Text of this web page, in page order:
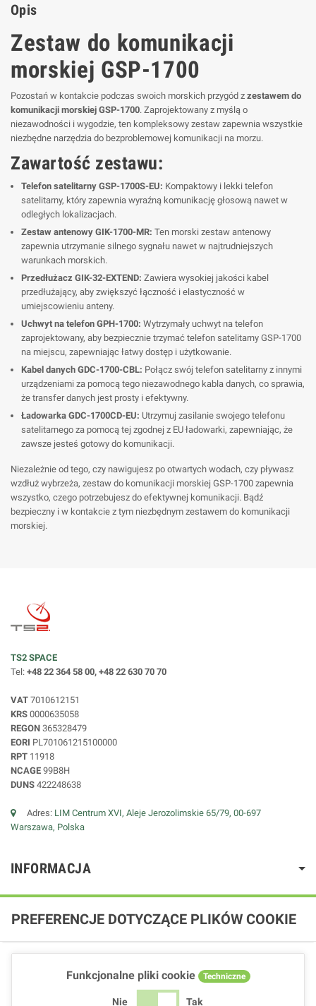
Opis
Zestaw do komunikacji
morskiej GSP-1700
Pozostań w kontakcie podczas swoich morskich przygód z zestawem do
komunikacji morskiej GSP-1700. Zaprojektowany z myślą o
niezawodności i wygodzie, ten kompleksowy zestaw zapewnia wszystkie
niezbędne narzędzia do bezproblemowej komunikacji na morzu.
Zawartość zestawu:
Telefon satelitarny GSP-1700S-EU: Kompaktowy i lekki telefon
satelitarny, który zapewnia wyraźną komunikację głosową nawet w
odległych lokalizacjach.
Zestaw antenowy GIK-1700-MR: Ten morski zestaw antenowy
zapewnia utrzymanie silnego sygnału nawet w najtrudniejszych
warunkach morskich.
Przedłużacz GIK-32-EXTEND: Zawiera wysokiej jakości kabel
przedłużający, aby zwiększyć łączność i elastyczność w
umiejscowieniu anteny.
Uchwyt na telefon GPH-1700: Wytrzymały uchwyt na telefon
zaprojektowany, aby bezpiecznie trzymać telefon satelitarny GSP-1700
na miejscu, zapewniając łatwy dostęp i użytkowanie.
Kabel danych GDC-1700-CBL: Połącz swój telefon satelitarny z innymi
urządzeniami za pomocą tego niezawodnego kabla danych, co sprawia,
że transfer danych jest prosty i efektywny.
Ładowarka GDC-1700CD-EU: Utrzymuj zasilanie swojego telefonu
satelitarnego za pomocą tej zgodnej z EU ładowarki, zapewniając, że
zawsze jesteś gotowy do komunikacji.
Niezależnie od tego, czy nawigujesz po otwartych wodach, czy pływasz
wzdłuż wybrzeża, zestaw do komunikacji morskiej GSP-1700 zapewnia
wszystko, czego potrzebujesz do efektywnej komunikacji. Bądź
bezpieczny i w kontakcie z tym niezbędnym zestawem do komunikacji
morskiej.
TS2 SPACE
Tel: +48 22 364 58 00, +48 22 630 70 70
VAT 7010612151
KRS 0000635058
REGON 365328479
EORI PL701061215100000
RPT 11918
NCAGE 99B8H
DUNS 422248638
Adres: LIM Centrum XVI, Aleje Jerozolimskie 65/79, 00-697
Warszawa, Polska
INFORMACJA
PREFERENCJE DOTYCZĄCE PLIKÓW COOKIE
Funkcjonalne pliki cookie Techniczne
Nie Tak